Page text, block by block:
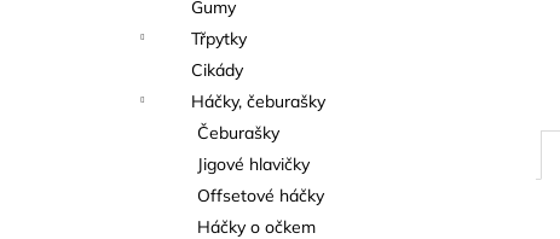
Gumy
Třpytky
Cikády
Háčky, čeburašky
Čeburašky
Jigové hlavičky
Offsetové háčky
Háčky o očkem